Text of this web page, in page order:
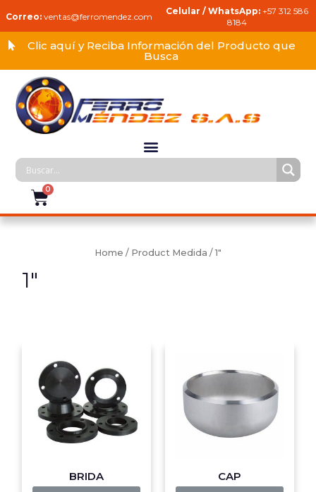
Correo: ventas@ferromendez.com
Celular / WhatsApp: +57 312 586
8184
Clic aquí y Reciba Información del Producto que
Busca
Home / Product Medida / 1"
1"
BRIDA CAP